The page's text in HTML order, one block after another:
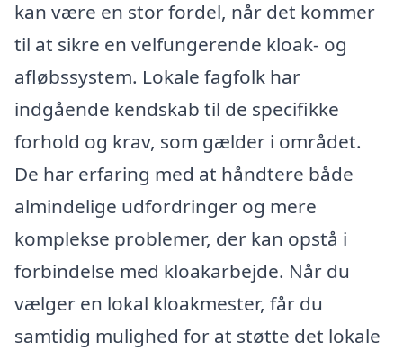
kan være en stor fordel, når det kommer
til at sikre en velfungerende kloak- og
afløbssystem. Lokale fagfolk har
indgående kendskab til de specifikke
forhold og krav, som gælder i området.
De har erfaring med at håndtere både
almindelige udfordringer og mere
komplekse problemer, der kan opstå i
forbindelse med kloakarbejde. Når du
vælger en lokal kloakmester, får du
samtidig mulighed for at støtte det lokale